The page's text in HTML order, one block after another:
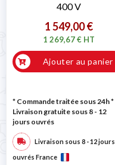
400 V
1 549,00 €
1 269,67 € HT
Ajouter au panier
* Commande traitée sous 24h*
Livraison gratuite sous 8 - 12
jours ouvrés
Livraison sous 8 - 12 jours
ouvrés France